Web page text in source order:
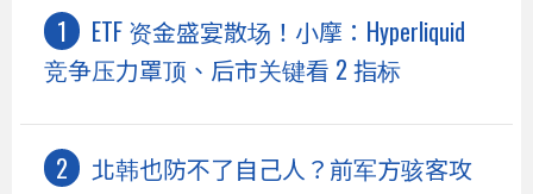
ETF 资金盛宴散场！小摩：Hyperliquid
竞争压力罩顶、后市关键看 2 指标
北韩也防不了自己人？前军方骇客攻